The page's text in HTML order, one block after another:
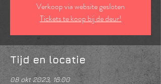
Verkoop via website gesloten
Tickets te koop bij de deur!
Tijd en locatie
08 okt 2023, 16:00